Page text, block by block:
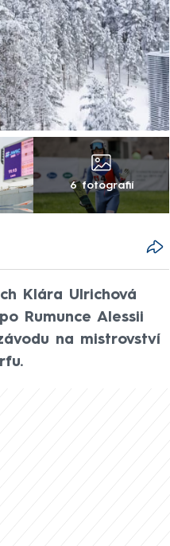
6 fotografií
Klára Ulrichová
Rumunce Alessii
na mistrovství